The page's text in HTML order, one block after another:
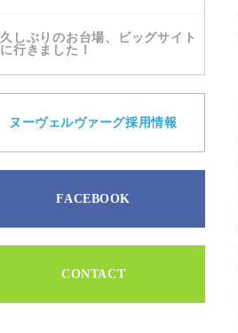
久しぶりのお台場、ビッグサイト
に行きました！
ヌーヴェルヴァーグ採用情報
FACEBOOK
CONTACT